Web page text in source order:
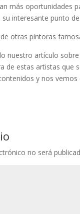
más oportunidades
interesante punto
otras pintoras
nuestro artículo sobre
de estas artistas que
y nos
no será